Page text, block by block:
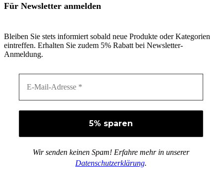
Für Newsletter anmelden
Bleiben Sie stets informiert sobald neue Produkte oder Kategorien
eintreffen. Erhalten Sie zudem 5% Rabatt bei Newsletter-
Anmeldung.
Wir senden keinen Spam! Erfahre mehr in unserer
Datenschutzerklärung.